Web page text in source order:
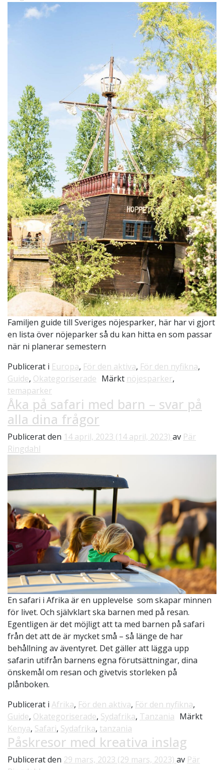
Familjen guide till Sveriges nöjesparker, här har vi gjort
en lista över nöjeparker så du kan hitta en som passar
när ni planerar semestern
Publicerat i Europa, För den aktiva, För den nyfikna,
Guide, Okategoriserade Märkt nöjesparker,
temaparker
Åka på safari med barn – svar på
alla dina frågor
Publicerat den 14 april, 2023 (14 april, 2023) av Pär
Ringdahl
En safari i Afrika är en upplevelse som skapar minnen
för livet. Och självklart ska barnen med på resan.
Egentligen är det möjligt att ta med barnen på safari
från det att de är mycket små – så länge de har
behållning av äventyret. Det gäller att lägga upp
safarin utifrån barnens egna förutsättningar, dina
önskemål om resan och givetvis storleken på
plånboken.
Publicerat i Afrika, För den aktiva, För den nyfikna,
Guide, Okategoriserade, Sydafrika, Tanzania Märkt
Kenya, Safari, Sydafrika, tanzania
Påskresor med kreativa inslag
Publicerat den 29 mars, 2023 (29 mars, 2023) av Pär